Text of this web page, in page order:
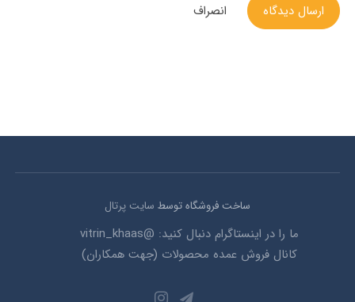
ارسال دیدگاه انصراف
ساخت فروشگاه توسط سایت پرتال
ما را در اینستاگرام دنبال کنید: @vitrin_khaas
کانال فروش عمده محصولات (جهت همکاران)